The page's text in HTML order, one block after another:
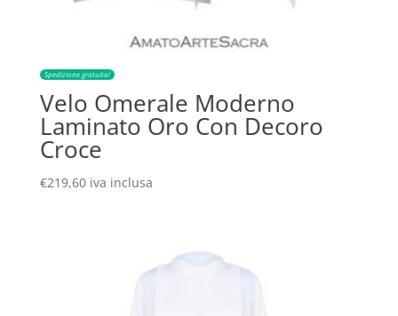
Spedizione gratuita!
Velo Omerale Moderno
Laminato Oro Con Decoro
Croce
€219,60 iva inclusa